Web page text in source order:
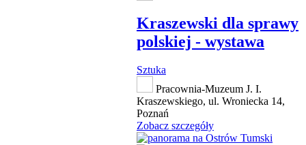
Kraszewski dla sprawy
polskiej - wystawa
Sztuka
Pracownia-Muzeum J. I.
Kraszewskiego, ul. Wroniecka 14,
Poznań
Zobacz szczegóły